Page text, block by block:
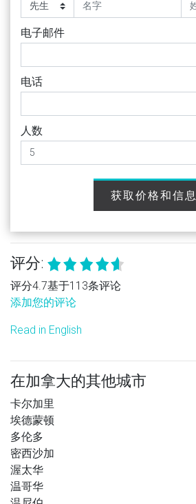
电子邮件
电话
人数
获取价格和信息
评分:
评分4.7基于113条评论
添加您的评论
Read in English
在加拿大的其他城市
卡尔加里
埃德蒙顿
多伦多
密西沙加
渥太华
温哥华